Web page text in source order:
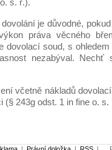
s. ř.).
je důvodné,
práva věcného
dovolací soud, s
nezabýval.
včetně nákladů
(§ 243g odst. 1 in fine o. s.
| Právní doložka | RSS |